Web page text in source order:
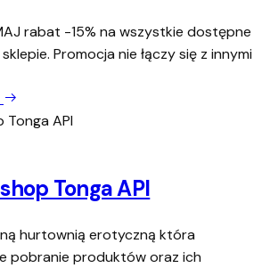
rabat -15% na wszystkie dostępne
Promocja nie łączy się z innymi
Tonga API
hurtownią erotyczną która
pobranie produktów oraz ich